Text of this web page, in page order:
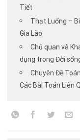
Tiết
Thạt Luổng –
Gia Lào
Chủ quan và
dụng trong Đời
Chuyên Đề
Các Bài Toán Liên